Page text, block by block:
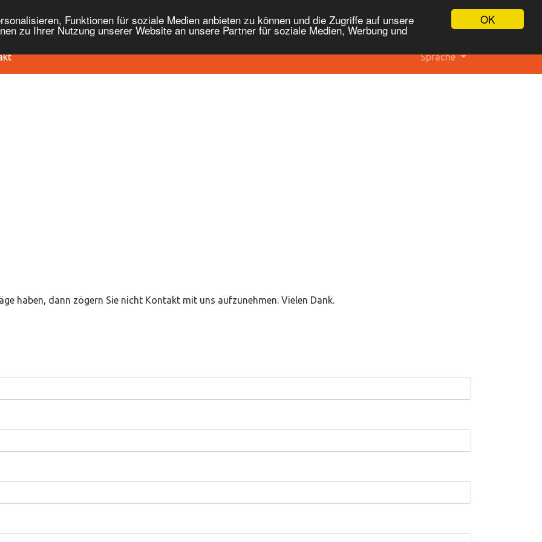
OK
Funktionen für soziale Medien anbieten zu können und die Zugriffe auf unsere
zu Ihrer Nutzung unserer Website an unsere Partner für soziale Medien, Werbung und
Sprache
haben, dann zögern Sie nicht Kontakt mit uns aufzunehmen. Vielen Dank.